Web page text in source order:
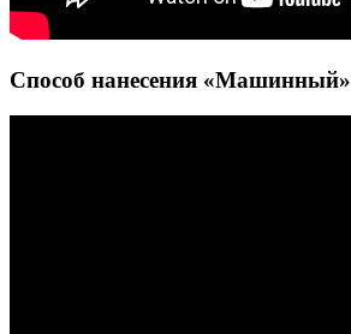
Способ нанесения «Машинный»